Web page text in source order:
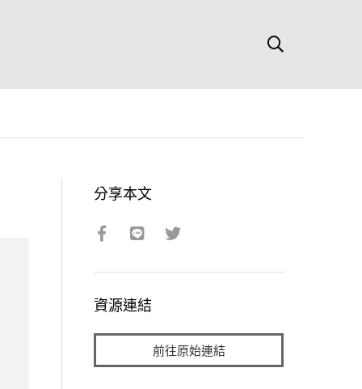
分享本文
資源連結
前往原始連結